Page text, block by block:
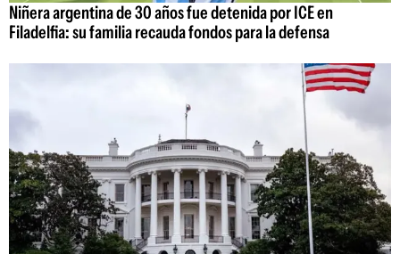
Niñera argentina de 30 años fue detenida por ICE en
Filadelfia: su familia recauda fondos para la defensa